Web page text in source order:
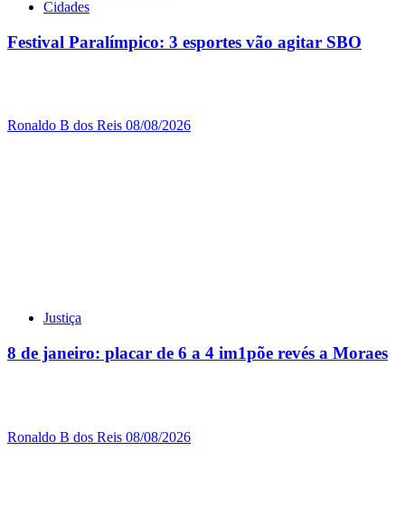
Cidades
Festival Paralímpico: 3 esportes vão agitar SBO
Ronaldo B dos Reis 08/08/2026
Justiça
8 de janeiro: placar de 6 a 4 im1põe revés a Moraes
Ronaldo B dos Reis 08/08/2026